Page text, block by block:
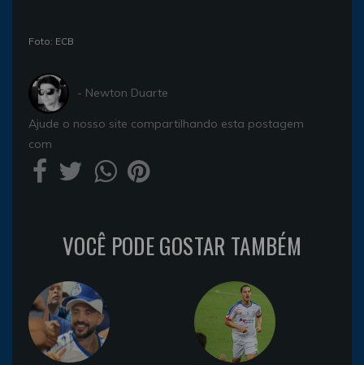
Foto: ECB
- Newton Duarte
Ajude o nosso site compartilhando esta postagem
com
VOCÊ PODE GOSTAR TAMBÉM